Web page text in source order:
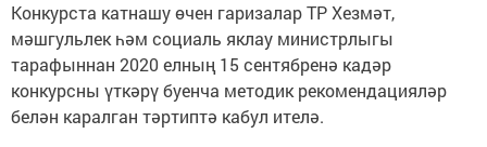
Конкурста катнашу өчен гаризалар ТР Хезмәт,
мәшгульлек һәм социаль яклау министрлыгы
тарафыннан 2020 елның 15 сентябренә кадәр
конкурсны үткәрү буенча методик рекомендацияләр
белән каралган тәртиптә кабул ителә.